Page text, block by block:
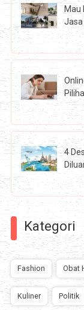
Mau
Jasa
4
Kategori
Fashion Obat
Kuliner Politik